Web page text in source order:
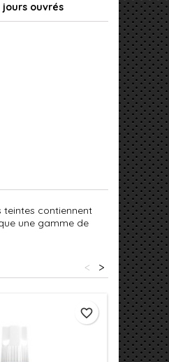
jours ouvrés
teintes contiennent
une gamme de
>
<
favorite_border